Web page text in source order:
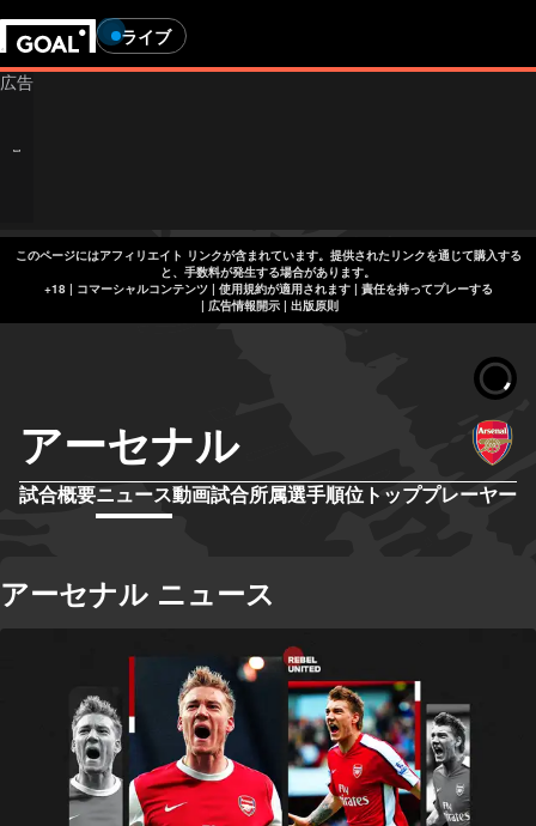
ライブ
このページにはアフィリエイト リンクが含まれています。提供されたリンクを通じて購入する
と、手数料が発生する場合があります。
+18 | コマーシャルコンテンツ | 使用規約が適用されます | 責任を持ってプレーする
| 広告情報開示 | 出版原則
アーセナル
試合概要ニュース動画試合所属選手順位 トッププレーヤー
アーセナル ニュース